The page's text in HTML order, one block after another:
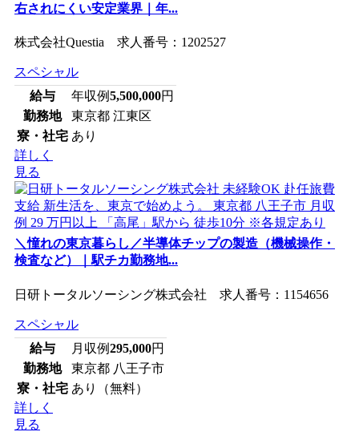
右されにくい安定業界｜年...
株式会社Questia 求人番号：1202527
スペシャル
給与
年収例5,500,000円
勤務地
東京都 江東区
寮・社宅 あり
詳しく
見る
＼憧れの東京暮らし／半導体チップの製造（機械操作・
検査など）｜駅チカ勤務地...
日研トータルソーシング株式会社 求人番号：1154656
スペシャル
給与
月収例295,000円
勤務地
東京都 八王子市
寮・社宅 あり（無料）
詳しく
見る